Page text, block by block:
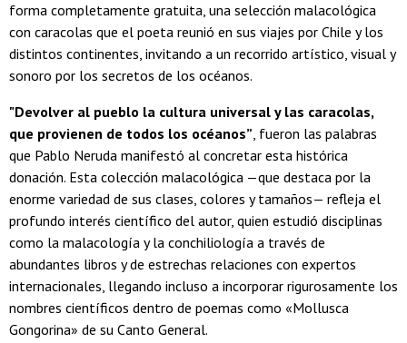
forma completamente gratuita, una selección malacológica
con caracolas que el poeta reunió en sus viajes por Chile y los
distintos continentes, invitando a un recorrido artístico, visual y
sonoro por los secretos de los océanos.
"Devolver al pueblo la cultura universal y las caracolas,
que provienen de todos los océanos”, fueron las palabras
que Pablo Neruda manifestó al concretar esta histórica
donación. Esta colección malacológica —que destaca por la
enorme variedad de sus clases, colores y tamaños— refleja el
profundo interés científico del autor, quien estudió disciplinas
como la malacología y la conchiliología a través de
abundantes libros y de estrechas relaciones con expertos
internacionales, llegando incluso a incorporar rigurosamente los
nombres científicos dentro de poemas como «Mollusca
Gongorina» de su Canto General.